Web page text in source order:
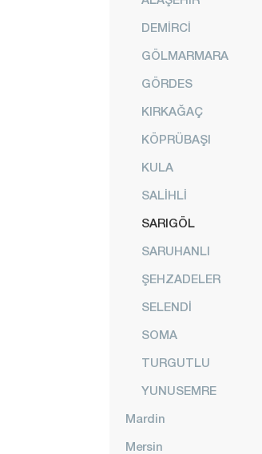
DEMİRCİ
GÖLMARMARA
GÖRDES
KIRKAĞAÇ
KÖPRÜBAŞI
KULA
SALİHLİ
SARIGÖL
SARUHANLI
ŞEHZADELER
SELENDİ
SOMA
TURGUTLU
YUNUSEMRE
Mardin
Mersin